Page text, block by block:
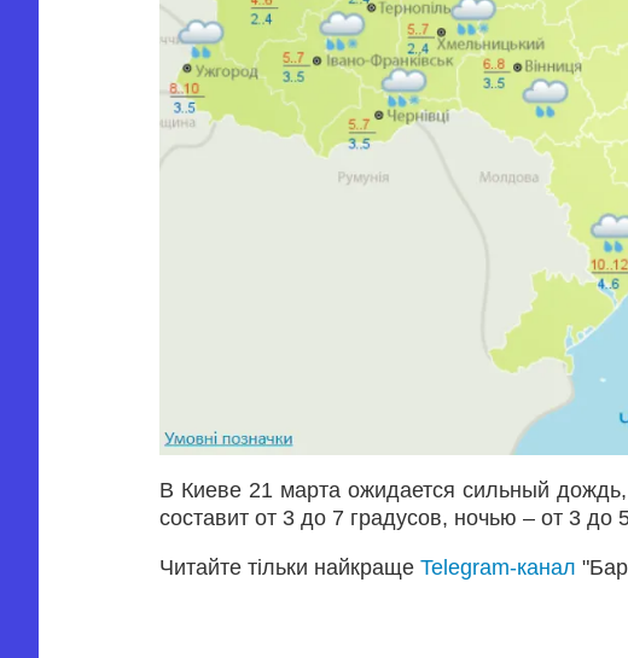
В Киеве 21 марта ожидается сильный
составит от 3 до 7 градусов, ночью – от 3 до
Читайте тільки найкраще Telegram-канал